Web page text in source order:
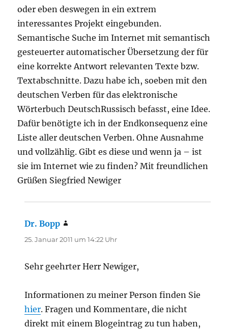
oder eben deswegen in ein extrem
interessantes Projekt eingebunden.
Semantische Suche im Internet mit semantisch
gesteuerter automatischer Übersetzung der für
eine korrekte Antwort relevanten Texte bzw.
Textabschnitte. Dazu habe ich, soeben mit den
deutschen Verben für das elektronische
Wörterbuch DeutschRussisch befasst, eine Idee.
Dafür benötigte ich in der Endkonsequenz eine
Liste aller deutschen Verben. Ohne Ausnahme
und vollzählig. Gibt es diese und wenn ja – ist
sie im Internet wie zu finden? Mit freundlichen
Grüßen Siegfried Newiger
Dr. Bopp
25. Januar 2011 um 14:22 Uhr
Sehr geehrter Herr Newiger,
Informationen zu meiner Person finden Sie
hier. Fragen und Kommentare, die nicht
direkt mit einem Blogeintrag zu tun haben,